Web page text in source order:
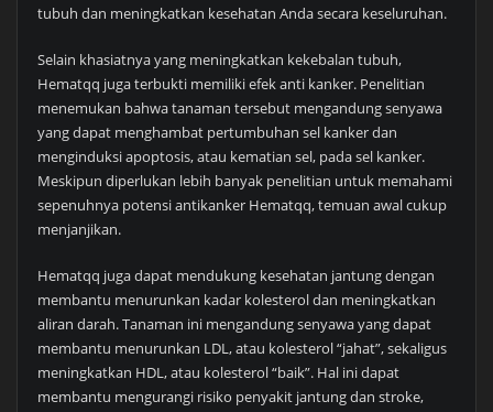
tubuh dan meningkatkan kesehatan Anda secara keseluruhan.
Selain khasiatnya yang meningkatkan kekebalan tubuh,
Hematqq juga terbukti memiliki efek anti kanker. Penelitian
menemukan bahwa tanaman tersebut mengandung senyawa
yang dapat menghambat pertumbuhan sel kanker dan
menginduksi apoptosis, atau kematian sel, pada sel kanker.
Meskipun diperlukan lebih banyak penelitian untuk memahami
sepenuhnya potensi antikanker Hematqq, temuan awal cukup
menjanjikan.
Hematqq juga dapat mendukung kesehatan jantung dengan
membantu menurunkan kadar kolesterol dan meningkatkan
aliran darah. Tanaman ini mengandung senyawa yang dapat
membantu menurunkan LDL, atau kolesterol “jahat”, sekaligus
meningkatkan HDL, atau kolesterol “baik”. Hal ini dapat
membantu mengurangi risiko penyakit jantung dan stroke,